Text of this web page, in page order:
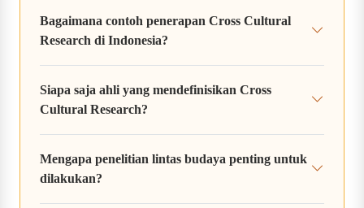
Bagaimana contoh penerapan Cross Cultural
Research di Indonesia?
Siapa saja ahli yang mendefinisikan Cross
Cultural Research?
Mengapa penelitian lintas budaya penting untuk
dilakukan?